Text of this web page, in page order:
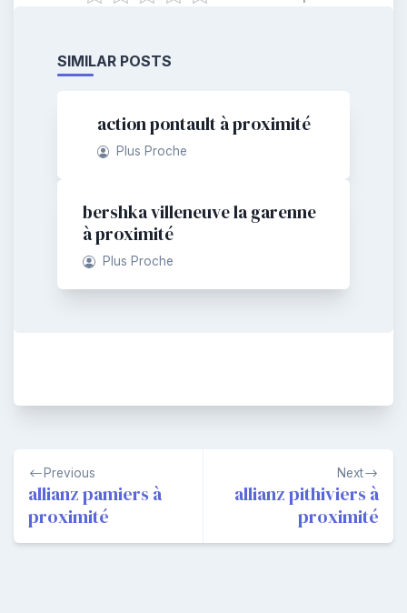
SIMILAR POSTS
action pontault à proximité
Plus Proche
bershka villeneuve la garenne
à proximité
Plus Proche
Navigation
de
l’article
Previous
allianz pamiers à
proximité
Next
allianz pithiviers à
proximité